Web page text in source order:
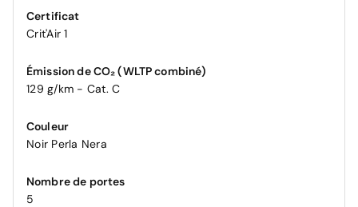
Certificat
Crit'Air 1
Émission de CO₂ (WLTP combiné)
129 g/km - Cat. C
Couleur
Noir Perla Nera
Nombre de portes
5